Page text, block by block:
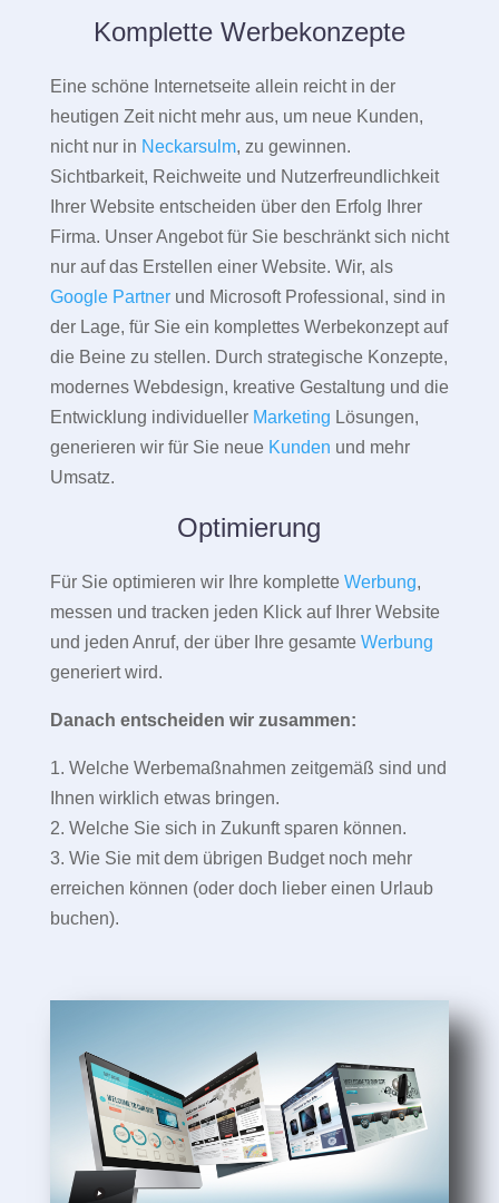
Komplette Werbekonzepte
Eine schöne Internetseite allein reicht in der
heutigen Zeit nicht mehr aus, um neue Kunden,
nicht nur in Neckarsulm, zu gewinnen.
Sichtbarkeit, Reichweite und Nutzerfreundlichkeit
Ihrer Website entscheiden über den Erfolg Ihrer
Firma. Unser Angebot für Sie beschränkt sich nicht
nur auf das Erstellen einer Website. Wir, als
Google Partnerund Microsoft Professional, sind in
der Lage, für Sie ein komplettes Werbekonzept auf
die Beine zu stellen. Durch strategische Konzepte,
modernes Webdesign, kreative Gestaltung und die
Entwicklung individueller Marketing Lösungen,
generieren wir für Sie neue Kunden und mehr
Umsatz.
Optimierung
Für Sie optimieren wir Ihre komplette Werbung,
messen und tracken jeden Klick auf Ihrer Website
und jeden Anruf, der über Ihre gesamte Werbung
generiert wird.
Danach entscheiden wir zusammen:
1. Welche Werbemaßnahmen zeitgemäß sind und
Ihnen wirklich etwas bringen.
2. Welche Sie sich in Zukunft sparen können.
3. Wie Sie mit dem übrigen Budget noch mehr
erreichen können (oder doch lieber einen Urlaub
buchen).